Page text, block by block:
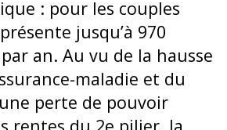
: pour les couples
jusqu’à 970
an. Au vu de la hausse
maladie et du
perte de pouvoir